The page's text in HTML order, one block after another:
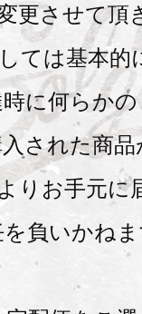
更させて頂
ては基本的
に何らか
された商
りお手元に
負いかね